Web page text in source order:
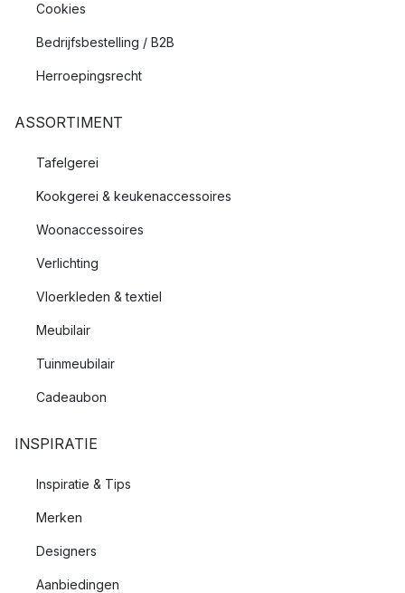
Cookies
Bedrijfsbestelling / B2B
Herroepingsrecht
ASSORTIMENT
Tafelgerei
Kookgerei & keukenaccessoires
Woonaccessoires
Verlichting
Vloerkleden & textiel
Meubilair
Tuinmeubilair
Cadeaubon
INSPIRATIE
Inspiratie & Tips
Merken
Designers
Aanbiedingen